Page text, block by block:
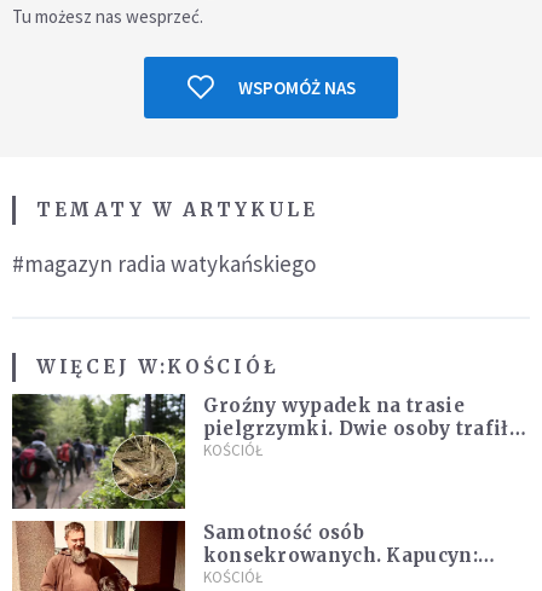
Tu możesz nas wesprzeć.
WSPOMÓŻ NAS
TEMATY W ARTYKULE
#magazyn radia watykańskiego
WIĘCEJ W:KOŚCIÓŁ
Groźny wypadek na trasie
pielgrzymki. Dwie osoby trafiły
do szpitala
KOŚCIÓŁ
Samotność osób
konsekrowanych. Kapucyn:
Życie w pojedynkę rzadko jest
KOŚCIÓŁ